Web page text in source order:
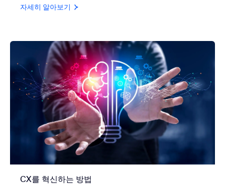
자세히 알아보기
CX를 혁신하는 방법